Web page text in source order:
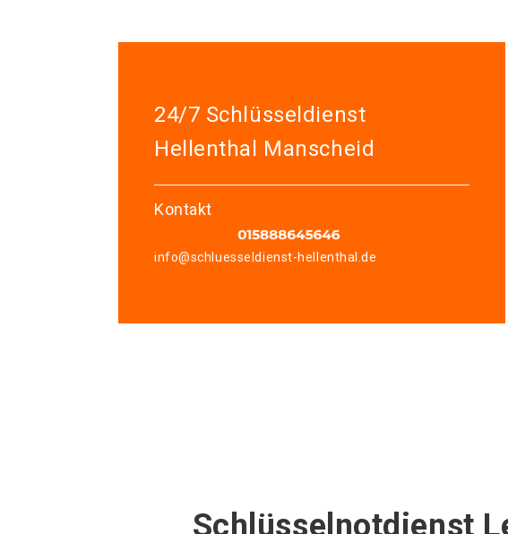
24/7 Schlüsseldienst
Hellenthal Manscheid
Kontakt
info@schluesseldienst-hellenthal.de
Schlüsselnotdienst